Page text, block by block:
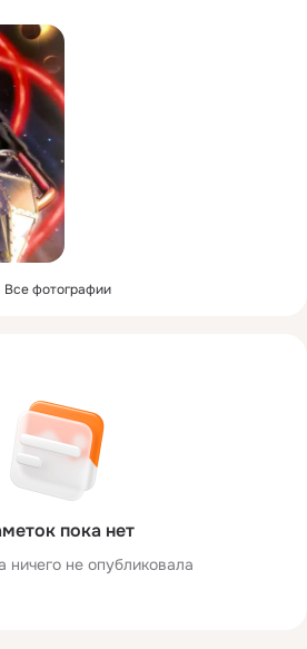
Все фотографии
пока нет
ничего не опубликовала